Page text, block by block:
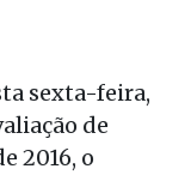
sexta-feira,
de
2016, o